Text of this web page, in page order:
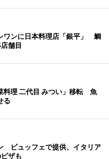
ワンに日本料理店「銀平」 鯛
舗目
料理 二代目 みつい」移転 魚
る
ビュッフェで提供、イタリア
ザも